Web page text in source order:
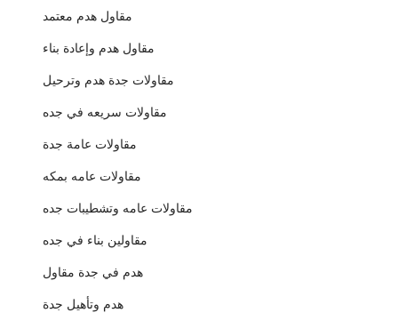
مقاول هدم معتمد
مقاول هدم وإعادة بناء
مقاولات جدة هدم وترحيل
مقاولات سريعه في جده
مقاولات عامة جدة
مقاولات عامه بمكه
مقاولات عامه وتشطيبات جده
مقاولين بناء في جده
هدم في جدة مقاول
هدم وتأهيل جدة